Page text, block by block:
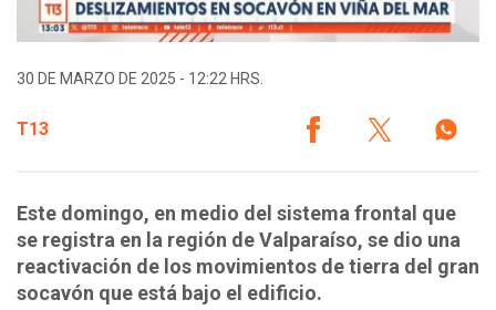
30 DE MARZO DE 2025 - 12:22 HRS.
T13
Este domingo, en medio del sistema frontal que
se registra en la región de Valparaíso, se dio una
reactivación de los movimientos de tierra del gran
socavón que está bajo el edificio.